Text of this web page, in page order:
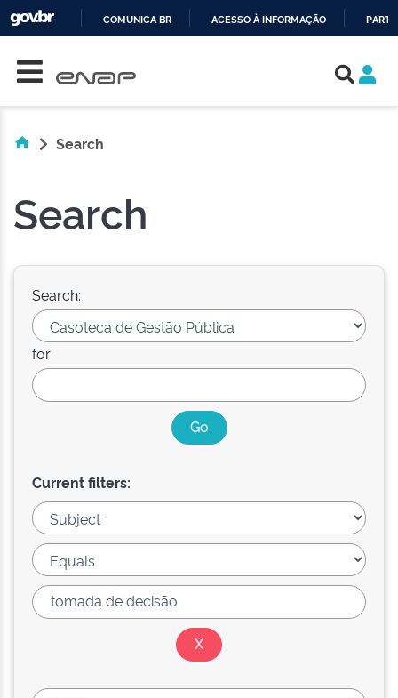
COMUNICA BR ACESSO À INFORMAÇÃO
Search
Search
Search:
for
Current filters: